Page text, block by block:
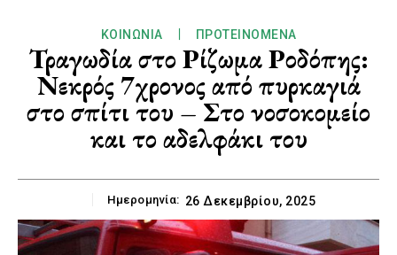
ΚΟΙΝΩΝΊΑ ΠΡΟΤΕΙΝΌΜΕΝΑ
Τραγωδία στο Ρίζωμα Ροδόπης:
Νεκρός 7χρονος από πυρκαγιά
στο σπίτι του – Στο νοσοκομείο
και το αδελφάκι του
Ημερομηνία: 26 Δεκεμβρίου, 2025